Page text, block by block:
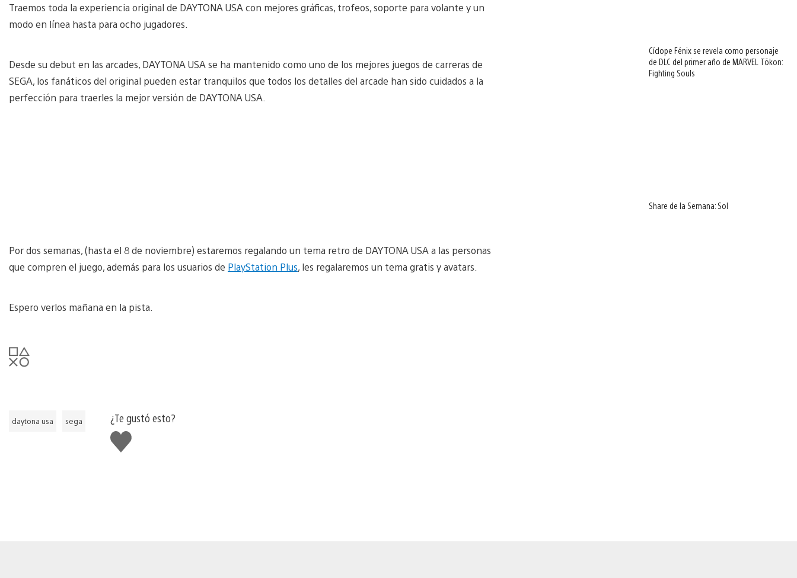
Traemos toda la experiencia original de DAYTONA USA con mejores gráficas, trofeos, soporte para volante y un
modo en línea hasta para ocho jugadores.
Desde su debut en las arcades, DAYTONA USA se ha mantenido como uno de los mejores juegos de carreras de
SEGA, los fanáticos del original pueden estar tranquilos que todos los detalles del arcade han sido cuidados a la
perfección para traerles la mejor versión de DAYTONA USA.
Por dos semanas, (hasta el 8 de noviembre) estaremos regalando un tema retro de DAYTONA USA a las personas
que compren el juego, además para los usuarios de PlayStation Plus, les regalaremos un tema gratis y avatars.
Espero verlos mañana en la pista.
daytona usa sega
¿Te gustó esto?
Me
gusta
Cíclope Fénix se revela como personaje
de DLC del primer año de MARVEL Tōkon:
Fighting Souls
Share de la Semana: Sol